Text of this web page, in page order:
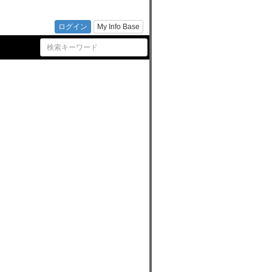
ログイン My Info Base
市